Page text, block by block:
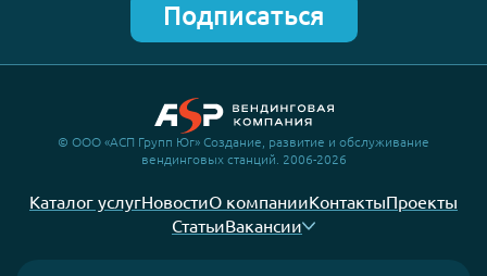
Подписаться
© ООО «АСП Групп Юг» Создание, развитие и обслуживание
вендинговых станций. 2006-2026
Каталог услугНовостиО компанииКонтактыПроекты
СтатьиВакансии